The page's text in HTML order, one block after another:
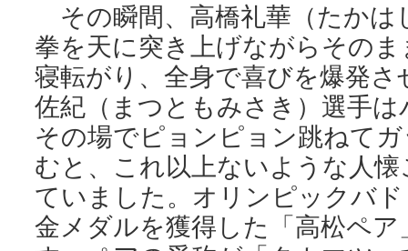
その瞬間、高橋礼華（たかは
拳を天に突き上げながらその
寝転がり、全身で喜びを爆発
佐紀（まつともみさき）選手
その場でピョンピョン跳ねて
むと、これ以上ないような人
ていました。オリンピックバ
金メダルを獲得した「高松ペ